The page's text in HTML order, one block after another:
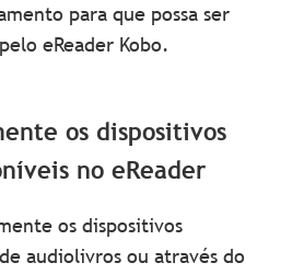
para que possa ser
eReader Kobo.
os dispositivos
no eReader
os dispositivos
audiolivros ou através do